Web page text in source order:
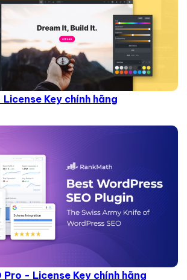
Key chính hãng
Pro - License Key chính hãng